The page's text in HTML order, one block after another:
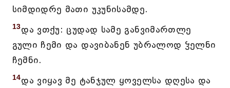
სიმდიდრე მათი უკუნისამდე.
13და ვთქუ: ცუდად სამე განვიმართლე
გული ჩემი და დავიბანენ უბრალოდ ჴელნი
ჩემნი.
14და ვიყავ მე ტანჯულ ყოველსა დღესა და